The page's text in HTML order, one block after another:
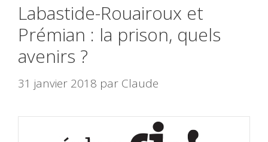
Labastide-Rouairoux et
Prémian : la prison, quels
avenirs ?
31 janvier 2018 par Claude